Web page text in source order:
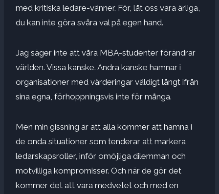
med kritiska ledare-vänner. För, låt oss vara ärliga,
du kan inte göra svåra val på egen hand.
Jag säger inte att våra MBA-studenter förändrar
världen. Vissa kanske. Andra kanske hamnar i
organisationer med värderingar väldigt långt ifrån
sina egna, förhoppningsvis inte för många.
Men min gissning är att alla kommer att hamna i
de onda situationer som tenderar att markera
ledarskapsroller, inför omöjliga dilemman och
motvilliga kompromisser. Och när de gör det
kommer det att vara medvetet och med en